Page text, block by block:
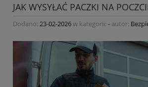
JAK WYSYŁAĆ PACZKI NA
Dodano: 23-02-2026w kategorii: - autor: